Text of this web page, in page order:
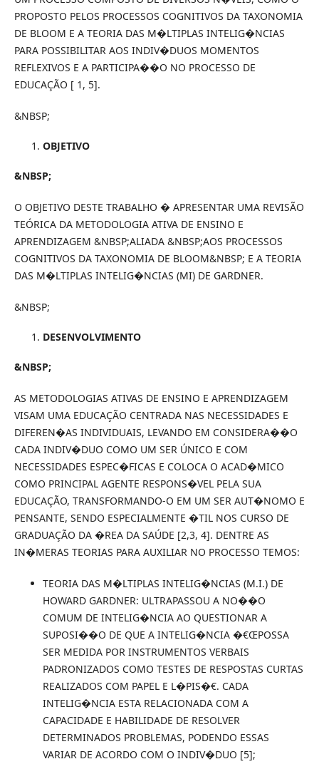
PROPOSTO PELOS PROCESSOS COGNITIVOS DA TAXONOMIA
DE BLOOM E A TEORIA DAS M�LTIPLAS INTELIG�NCIAS
PARA POSSIBILITAR AOS INDIV�DUOS MOMENTOS
REFLEXIVOS E A PARTICIPA��O NO PROCESSO DE
EDUCAÇÃO [ 1, 5].
&NBSP;
OBJETIVO
&NBSP;
O OBJETIVO DESTE TRABALHO � APRESENTAR UMA REVISÃO
TEÓRICA DA METODOLOGIA ATIVA DE ENSINO E
APRENDIZAGEM &NBSP;ALIADA &NBSP;AOS PROCESSOS
COGNITIVOS DA TAXONOMIA DE BLOOM&NBSP; E A TEORIA
DAS M�LTIPLAS INTELIG�NCIAS (MI) DE GARDNER.
&NBSP;
DESENVOLVIMENTO
&NBSP;
AS METODOLOGIAS ATIVAS DE ENSINO E APRENDIZAGEM
VISAM UMA EDUCAÇÃO CENTRADA NAS NECESSIDADES E
DIFEREN�AS INDIVIDUAIS, LEVANDO EM CONSIDERA��O
CADA INDIV�DUO COMO UM SER ÚNICO E COM
NECESSIDADES ESPEC�FICAS E COLOCA O ACAD�MICO
COMO PRINCIPAL AGENTE RESPONS�VEL PELA SUA
EDUCAÇÃO, TRANSFORMANDO-O EM UM SER AUT�NOMO E
PENSANTE, SENDO ESPECIALMENTE �TIL NOS CURSO DE
GRADUAÇÃO DA �REA DA SAÚDE [2,3, 4]. DENTRE AS
IN�MERAS TEORIAS PARA AUXILIAR NO PROCESSO TEMOS:
TEORIA DAS M�LTIPLAS INTELIG�NCIAS (M.I.) DE
HOWARD GARDNER: ULTRAPASSOU A NO��O
COMUM DE INTELIG�NCIA AO QUESTIONAR A
SUPOSI��O DE QUE A INTELIG�NCIA �€ŒPOSSA
SER MEDIDA POR INSTRUMENTOS VERBAIS
PADRONIZADOS COMO TESTES DE RESPOSTAS CURTAS
REALIZADOS COM PAPEL E L�PIS�€. CADA
INTELIG�NCIA ESTA RELACIONADA COM A
CAPACIDADE E HABILIDADE DE RESOLVER
DETERMINADOS PROBLEMAS, PODENDO ESSAS
VARIAR DE ACORDO COM O INDIV�DUO [5];